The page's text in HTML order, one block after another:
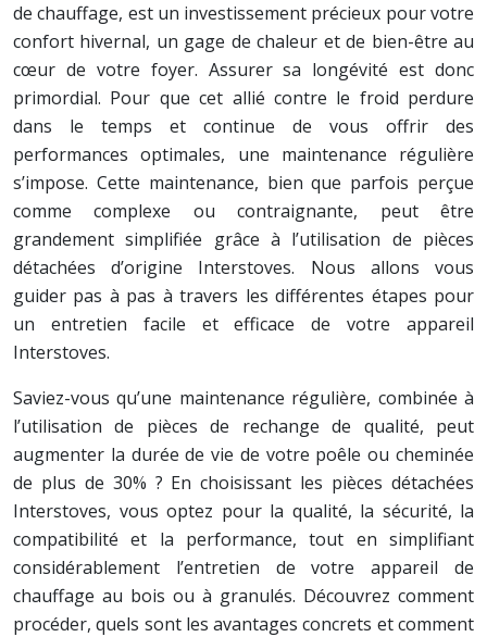
de chauffage, est un investissement précieux pour votre
confort hivernal, un gage de chaleur et de bien-être au
cœur de votre foyer. Assurer sa longévité est donc
primordial. Pour que cet allié contre le froid perdure
dans le temps et continue de vous offrir des
performances optimales, une maintenance régulière
s’impose. Cette maintenance, bien que parfois perçue
comme complexe ou contraignante, peut être
grandement simplifiée grâce à l’utilisation de pièces
détachées d’origine Interstoves. Nous allons vous
guider pas à pas à travers les différentes étapes pour
un entretien facile et efficace de votre appareil
Interstoves.
Saviez-vous qu’une maintenance régulière, combinée à
l’utilisation de pièces de rechange de qualité, peut
augmenter la durée de vie de votre poêle ou cheminée
de plus de 30% ? En choisissant les pièces détachées
Interstoves, vous optez pour la qualité, la sécurité, la
compatibilité et la performance, tout en simplifiant
considérablement l’entretien de votre appareil de
chauffage au bois ou à granulés. Découvrez comment
procéder, quels sont les avantages concrets et comment